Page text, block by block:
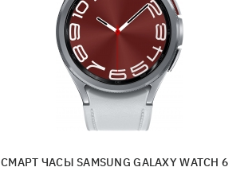
СМАРТ ЧАСЫ SAMSUNG GALAXY WATCH 6